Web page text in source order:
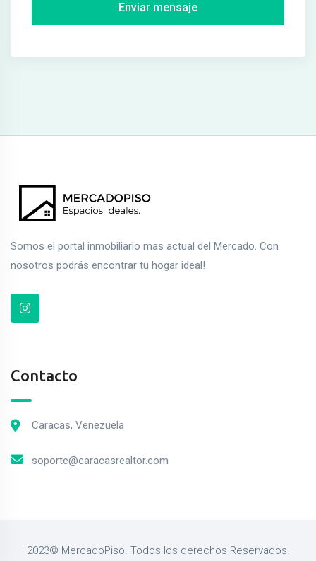
Enviar mensaje
Somos el portal inmobiliario mas actual del Mercado. Con
nosotros podrás encontrar tu hogar ideal!
Contacto
Caracas, Venezuela
soporte@caracasrealtor.com
2023© MercadoPiso. Todos los derechos Reservados.